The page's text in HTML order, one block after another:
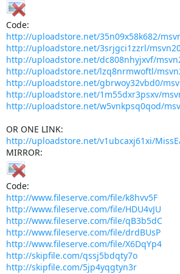
Code:
http://uploadstore.net/35n09x58k682/
http://uploadstore.net/3srjgci1zzrl/
http://uploadstore.net/dc808nhyjxvf/
http://uploadstore.net/lzq8nrmwoftl/
http://uploadstore.net/gbrwoy32vbd0/
http://uploadstore.net/1m55dxr3psxv/
http://uploadstore.net/w5vnkpsq0qod/
OR ONE LINK:
http://uploadstore.net/v1ubcaxj61xi/
MIRROR:
Code:
http://www.fileserve.com/file/k8hvv5F
http://www.fileserve.com/file/HDU4vJU
http://www.fileserve.com/file/qB3b5dC
http://www.fileserve.com/file/drdBUsP
http://www.fileserve.com/file/X6DqYp4
http://skipfile.com/qssj5bdqty7o
http://skipfile.com/5jp4yqgtyn3r